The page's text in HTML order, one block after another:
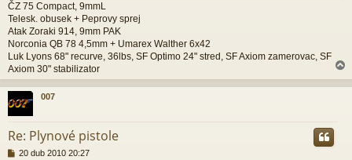
k
ČZ 75 Compact, 9mmL
Telesk. obusek + Peprovy sprej
Atak Zoraki 914, 9mm PAK
Norconia QB 78 4,5mm + Umarex Walther 6x42
Luk Lyons 68" recurve, 36lbs, SF Optimo 24" stred, SF Axiom zamerovac, SF
Axiom 30" stabilizator
a
h
007
Re: Plynové pistole
P20 dub 2010 20:27